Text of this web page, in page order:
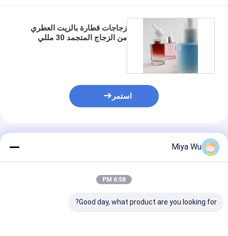
زجاجات قطارة بالزيت العطري
من الزجاج المتجمد 30 مللي
استمر
المنتجات الموصى بها
Miya Wu
6:58 PM
Good day, what product are you looking for?